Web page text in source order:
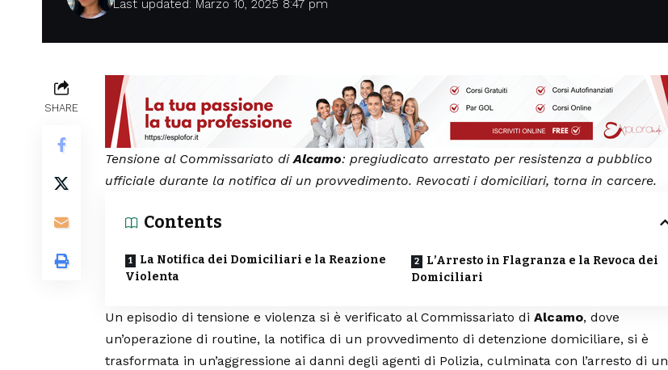
Last updated: Marzo 10, 2025 8:47 pm
SHARE
Tensione al Commissariato diAlcamo: pregiudicato arrestato per resistenza a pubblico
ufficiale durante la notifica di un provvedimento. Revocati i domiciliari, torna in carcere.
Contents
La Notifica dei Domiciliari e la Reazione
Violenta
L’Arresto in Flagranza e la Revoca dei
Domiciliari
Un episodio di tensione e violenza si è verificato al Commissariato di Alcamo, dove
un’operazione di routine, la notifica di un provvedimento di detenzione domiciliare, si è
trasformata in un’aggressione ai danni degli agenti di Polizia, culminata con l’arresto di un